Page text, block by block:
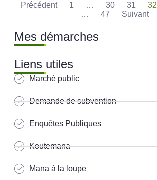
Précédent 1 … 30 31 32
…
47 Suivant
Mes démarches
Liens utiles
Marché public
Demande de subvention
Enquêtes Publiques
Koutemana
Mana à la loupe